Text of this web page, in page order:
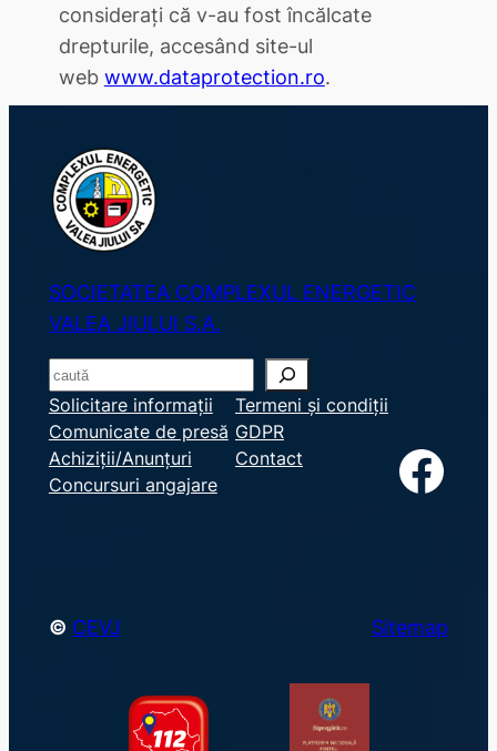
considerați că v-au fost încălcate
drepturile, accesând site-ul
web www.dataprotection.ro.
SOCIETATEA COMPLEXUL ENERGETIC
VALEA JIULUI S.A.
S
e
a
r
c
Solicitare informații
Comunicate de presă
Achiziții/Anunțuri
Concursuri angajare
Termeni și condiții
GDPR
Contact
Facebook
© CEVJ Sitemap